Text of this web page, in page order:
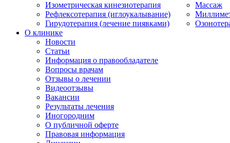
Изометрическая кинезиотерапия
Рефлексотерапия (иглоукалывание)
Гирудотерапия (лечение пиявками)
Массаж
О клинике
Новости
Статьи
Информация о правообладателе
Вопросы врачам
Отзывы о лечении
Видеоотзывы
Вакансии
Результаты лечения
Иногородним
О публичной оферте
Правовая информация